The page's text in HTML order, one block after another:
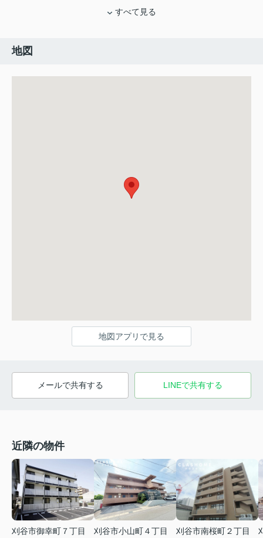
すべて見る
地図
地図アプリで見る
メールで共有する LINEで共有する
近隣の物件
刈谷市御幸町７丁目
刈谷市小山町４丁目
刈谷市南桜町２丁目